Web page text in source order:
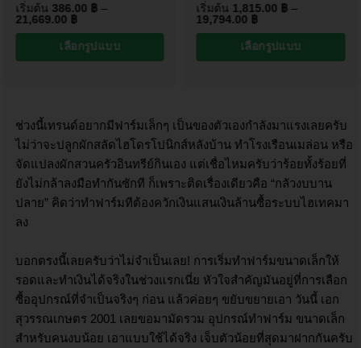
เริ่มต้น 386.00 ฿ –
21,669.00
฿
เลือกรูปแบบ
เริ่มต้น 1,815.00 ฿ –
19,794.00
฿
เลือกรูปแบบ
ช่วงนี้เทรนด์อยากมีฟาร์มเล็กๆ เป็นของตัวเองกำลังมาแรงเลยครับ
ไม่ว่าจะปลูกผักสลัดไฮโดรโปนิกส์หลังบ้าน ทำโรงเรือนเมล่อน หรือ
จัดแปลงผักสวนครัวอินทรีย์กินเอง แต่เชื่อไหมครับว่าร้อยทั้งร้อยที่
ยังไม่กล้าลงมือทำกันซักที ก็เพราะติดเรื่องเดียวคือ “กลัวงบบาน
ปลาย” คิดว่าทำฟาร์มทีต้องควักเงินแสนเงินล้านซื้อระบบไฮเทคมา
ลง
บอกตรงนี้เลยครับว่าไม่จำเป็นเลย! การเริ่มทำฟาร์มขนาดเล็กให้
รอดและทำเงินได้จริงในช่วงแรกเนี่ย หัวใจสำคัญมันอยู่ที่การเลือก
ซื้ออุปกรณ์ที่จำเป็นจริงๆ ก่อน แล้วค่อยๆ ขยับขยายเอา วันนี้ เอก
สุวรรณเกษตร 2001 เลยขอมามัดรวม อุปกรณ์ทำฟาร์ม ขนาดเล็ก
สำหรับคนงบน้อย เอาแบบใช้ได้จริง เจ็บตัวน้อยที่สุดมาฝากกันครับ